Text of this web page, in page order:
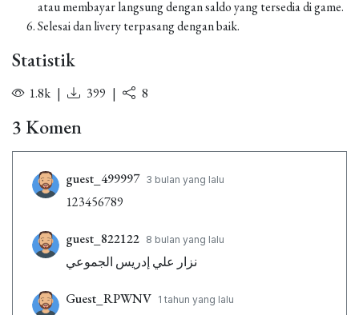
atau membayar langsung dengan saldo yang tersedia di game.
Selesai dan livery terpasang dengan baik.
Statistik
1.8k | 399 | 8
3 Komen
guest_499997 3 bulan yang lalu
123456789
guest_822122 8 bulan yang lalu
نزار علي إدريس الجموعي
Guest_RPWNV 1 tahun yang lalu